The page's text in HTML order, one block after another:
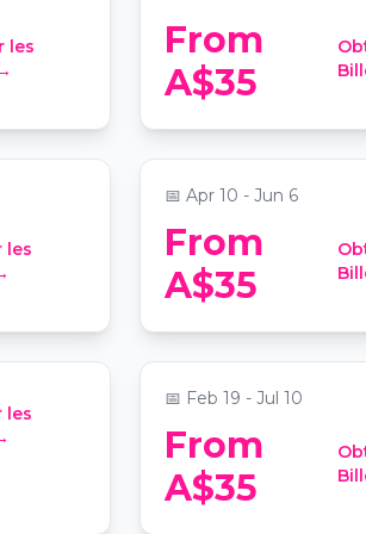
les
From
A$35
les
Candlelight: Best
Fleetwood Mac
📍Saint John's Anglican
📅Apr 10 - Jun 6
From
A$35
les
Candlelight:
📍Saint John's Anglican
📅 Feb 19 - Jul 10
From
A$35
Virtual Room
Immersive 3D Team